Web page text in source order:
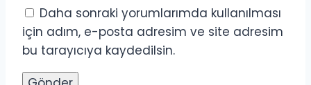
Daha sonraki yorumlarımda kullanılması
için adım, e-posta adresim ve site adresim
bu tarayıcıya kaydedilsin.